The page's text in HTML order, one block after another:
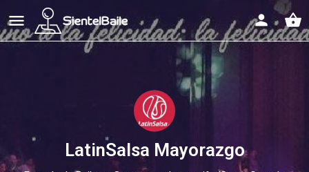
shopping_basket
LatinSalsa Mayorazgo